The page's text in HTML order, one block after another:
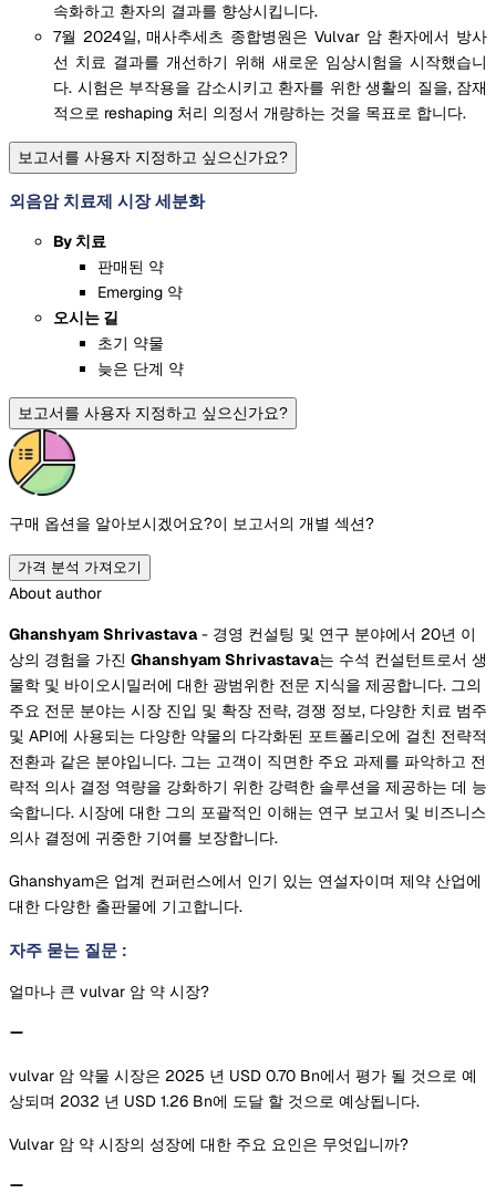
속화하고 환자의 결과를 향상시킵니다.
7월 2024일, 매사추세츠 종합병원은 Vulvar 암 환자에서 방사
선 치료 결과를 개선하기 위해 새로운 임상시험을 시작했습니
다. 시험은 부작용을 감소시키고 환자를 위한 생활의 질을, 잠재
적으로 reshaping 처리 의정서 개량하는 것을 목표로 합니다.
보고서를 사용자 지정하고 싶으신가요?
외음암 치료제 시장 세분화
By 치료
판매된 약
Emerging 약
오시는 길
초기 약물
늦은 단계 약
보고서를 사용자 지정하고 싶으신가요?
구매 옵션을 알아보시겠어요?이 보고서의 개별 섹션?
가격 분석 가져오기
About author
Ghanshyam Shrivastava- 경영 컨설팅 및 연구 분야에서 20년 이
상의 경험을 가진 Ghanshyam Shrivastava는 수석 컨설턴트로서 생
물학 및 바이오시밀러에 대한 광범위한 전문 지식을 제공합니다. 그의
주요 전문 분야는 시장 진입 및 확장 전략, 경쟁 정보, 다양한 치료 범주
및 API에 사용되는 다양한 약물의 다각화된 포트폴리오에 걸친 전략적
전환과 같은 분야입니다. 그는 고객이 직면한 주요 과제를 파악하고 전
략적 의사 결정 역량을 강화하기 위한 강력한 솔루션을 제공하는 데 능
숙합니다. 시장에 대한 그의 포괄적인 이해는 연구 보고서 및 비즈니스
의사 결정에 귀중한 기여를 보장합니다.
Ghanshyam은 업계 컨퍼런스에서 인기 있는 연설자이며 제약 산업에
대한 다양한 출판물에 기고합니다.
자주 묻는 질문 :
얼마나 큰 vulvar 암 약 시장?
vulvar 암 약물 시장은 2025 년 USD 0.70 Bn에서 평가 될 것으로 예
상되며 2032 년 USD 1.26 Bn에 도달 할 것으로 예상됩니다.
Vulvar 암 약 시장의 성장에 대한 주요 요인은 무엇입니까?